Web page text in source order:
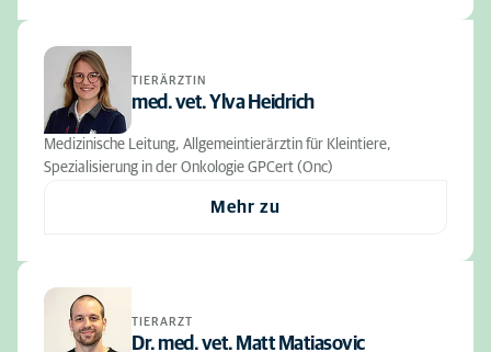
TIERÄRZTIN
med. vet. Ylva Heidrich
Medizinische Leitung, Allgemeintierärztin für Kleintiere,
Spezialisierung in der Onkologie GPCert (Onc)
Mehr zu
TIERARZT
Dr. med. vet. Matt Matiasovic